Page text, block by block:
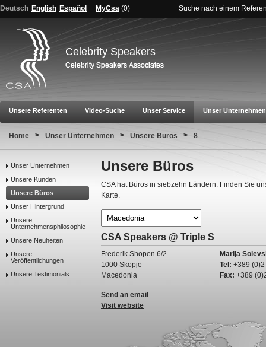
Deutsch English Español MyCsa (0) Suche nach einem
Celebrity Speakers
Unsere Referenten Video-Suche Unser Service Unser Unternehmen
Home > Unser Unternehmen > Unsere Buros > 8
Unser Unternehmen
Unsere Kunden
Unsere Büros
Unser Hintergrund
Unsere
Unternehmensphilosophie
Unsere Neuheiten
Unsere
Veröffentlichungen
Unsere Testimonials
Unsere Büros
CSA hat Büros in siebzehn Ländern. Finden Sie
Karte.
CSA Speakers @ Triple S
Frederik Shopen 6/2
1000 Skopje
Macedonia
Marija
Tel: +389
Fax: +389
Send an email
Visit website